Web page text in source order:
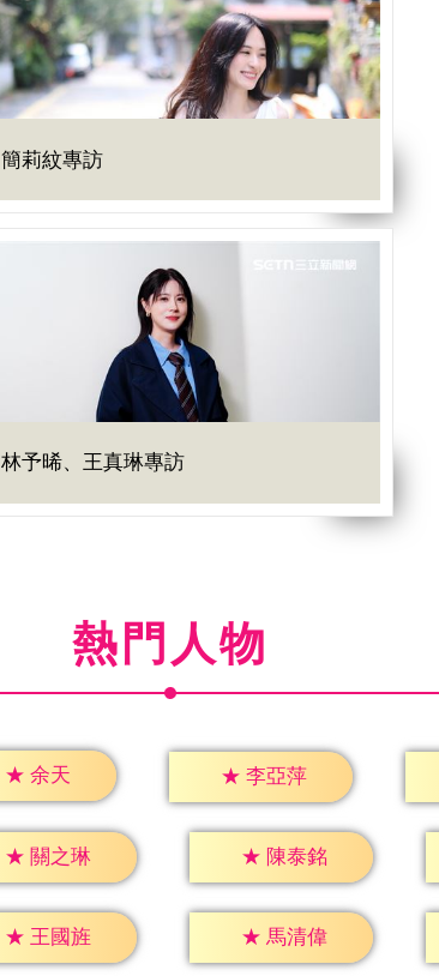
簡莉紋專訪
林予晞、王真琳專訪
熱門人物
★ 余天 ★ 李亞萍
★ 關之琳 ★ 陳泰銘
★ 王國旌 ★ 馬清偉